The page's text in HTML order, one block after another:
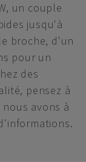
un couple
jusqu'à
broche, d'un
pour un
des
pensez à
nous avons à